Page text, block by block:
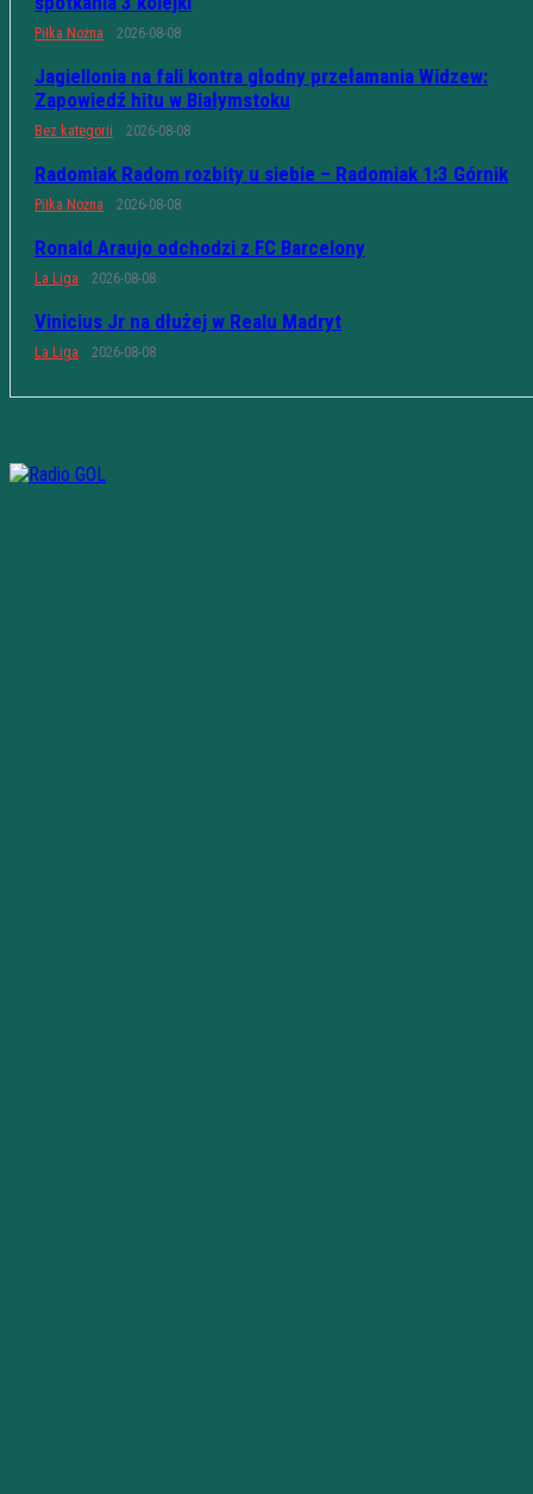
Piłka Nożna 2026-08-08
Jagiellonia na fali kontra głodny przełamania Widzew:
Zapowiedź hitu w Białymstoku
Bez kategorii 2026-08-08
Radomiak Radom rozbity u siebie – Radomiak 1:3 Górnik
Piłka Nożna 2026-08-08
Ronald Araujo odchodzi z FC Barcelony
La Liga 2026-08-08
Vinicius Jr na dłużej w Realu Madryt
La Liga 2026-08-08